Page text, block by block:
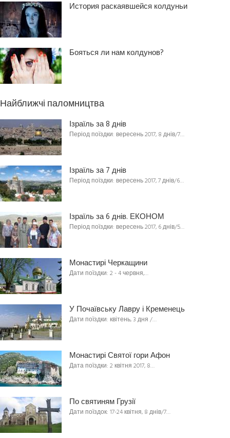
История раскаявшейся колдуньи
Бояться ли нам колдунов?
Найближчі паломництва
Ізраїль за 8 днів
Період поїздки: вересень 2017, 8 днів/7…
Ізраїль за 7 днів
Період поїздки: вересень 2017, 7 днів/6…
Ізраїль за 6 днів. ЕКОНОМ
Період поїздки: вересень 2017, 6 днів/5…
Монастирі Черкащини
Дати поїздки: 2 - 4 червня,…
У Почаївську Лавру і Кременець
Дати поїздки: квітень, 3 дня /…
Монастирі Святої гори Афон
Дата поїздки: 2 квітня 2017, 8…
По святиням Грузії
Дати поїздок: 17-24 квітня, 8 днів/7…